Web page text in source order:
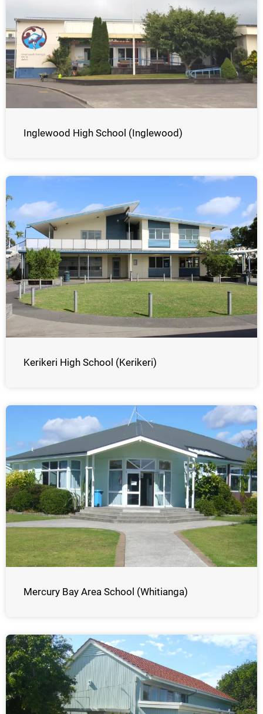
Inglewood High School (Inglewood)
Kerikeri High School (Kerikeri)
Mercury Bay Area School (Whitianga)